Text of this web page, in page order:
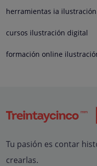
herramientas ia ilustración
cursos ilustración digital
formación online
Tu pasión es contar
crearlas.